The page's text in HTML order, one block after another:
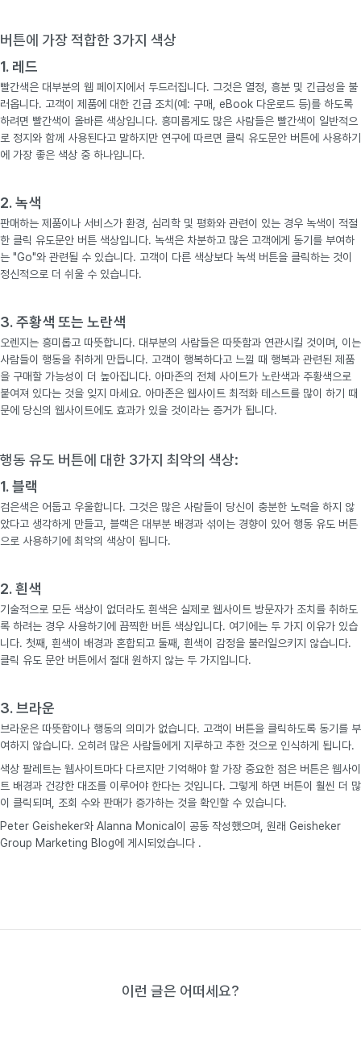
버튼에 가장 적합한 3가지 색상
1. 레드
빨간색은 대부분의 웹 페이지에서 두드러집니다. 그것은 열정, 흥분 및 긴급성을 불
러옵니다. 고객이 제품에 대한 긴급 조치(예: 구매, eBook 다운로드 등)를 하도록
하려면 빨간색이 올바른 색상입니다. 흥미롭게도 많은 사람들은 빨간색이 일반적으
로 정지와 함께 사용된다고 말하지만 연구에 따르면 클릭 유도문안 버튼에 사용하기
에 가장 좋은 색상 중 하나입니다.
2. 녹색
판매하는 제품이나 서비스가 환경, 심리학 및 평화와 관련이 있는 경우 녹색이 적절
한 클릭 유도문안 버튼 색상입니다. 녹색은 차분하고 많은 고객에게 동기를 부여하
는 "Go"와 관련될 수 있습니다. 고객이 다른 색상보다 녹색 버튼을 클릭하는 것이
정신적으로 더 쉬울 수 있습니다.
3. 주황색 ​​또는 노란색
오렌지는 흥미롭고 따뜻합니다. 대부분의 사람들은 따뜻함과 연관시킬 것이며, 이는
사람들이 행동을 취하게 만듭니다. 고객이 행복하다고 느낄 때 행복과 관련된 제품
을 구매할 가능성이 더 높아집니다. 아마존의 전체 사이트가 노란색과 주황색으로
붙여져 있다는 것을 잊지 마세요. 아마존은 웹사이트 최적화 테스트를 많이 하기 때
문에 당신의 웹사이트에도 효과가 있을 것이라는 증거가 됩니다.
행동 유도 버튼에 대한 3가지 최악의 색상:
1. 블랙
검은색은 어둡고 우울합니다. 그것은 많은 사람들이 당신이 충분한 노력을 하지 않
았다고 생각하게 만들고, 블랙은 대부분 배경과 섞이는 경향이 있어 행동 유도 버튼
으로 사용하기에 최악의 색상이 됩니다.
2. 흰색
기술적으로 모든 색상이 없더라도 흰색은 실제로 웹사이트 방문자가 조치를 취하도
록 하려는 경우 사용하기에 끔찍한 버튼 색상입니다. 여기에는 두 가지 이유가 있습
니다. 첫째, 흰색이 배경과 혼합되고 둘째, 흰색이 감정을 불러일으키지 않습니다.
클릭 유도 문안 버튼에서 절대 원하지 않는 두 가지입니다.
3. 브라운
브라운은 따뜻함이나 행동의 의미가 없습니다. 고객이 버튼을 클릭하도록 동기를 부
여하지 않습니다. 오히려 많은 사람들에게 지루하고 추한 것으로 인식하게 됩니다.
색상 팔레트는 웹사이트마다 다르지만 기억해야 할 가장 중요한 점은 버튼은 웹사이
트 배경과 건강한 대조를 이루어야 한다는 것입니다. 그렇게 하면 버튼이 훨씬 더 많
이 클릭되며, 조회 수와 판매가 증가하는 것을 확인할 수 있습니다.
Peter Geisheker와 Alanna Monical이 공동 작성했으며, 원래 Geisheker
Group Marketing Blog에 게시되었습니다 .
이런 글은 어떠세요?